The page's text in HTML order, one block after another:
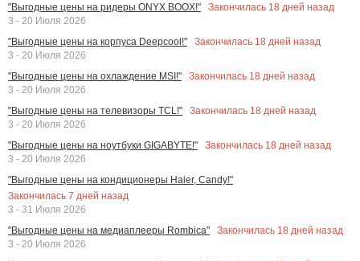
"Выгодные цены на ридеры ONYX BOOX!"
Закончилась 18 дней назад
3 - 20 Июля 2026
"Выгодные цены на корпуса Deepcool!"
Закончилась 18 дней назад
3 - 20 Июля 2026
"Выгодные цены на охлаждение MSI!"
Закончилась 18 дней назад
3 - 20 Июля 2026
"Выгодные цены на телевизоры TCL!"
Закончилась 18 дней назад
3 - 20 Июля 2026
"Выгодные цены на ноутбуки GIGABYTE!"
Закончилась 18 дней назад
3 - 20 Июля 2026
"Выгодные цены на кондиционеры Haier, Candy!"
Закончилась 7 дней назад
3 - 31 Июля 2026
"Выгодные цены на медиаплееры Rombica"
Закончилась 18 дней назад
3 - 20 Июля 2026